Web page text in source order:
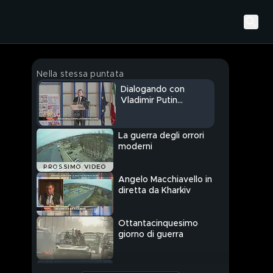
Nella stessa puntata
Dialogando con
Vladimir Putin...
PROSSIMO VIDEO
La guerra degli orrori
moderni
Angelo Macchiavello in
diretta da Kharkiv
Ottantacinquesimo
giorno di guerra